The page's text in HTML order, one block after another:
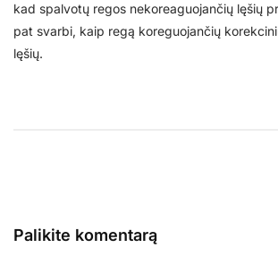
kad spalvotų regos nekoreaguojančių lęšių
pat svarbi, kaip regą koreguojančių
lęšių.
Palikite komentarą